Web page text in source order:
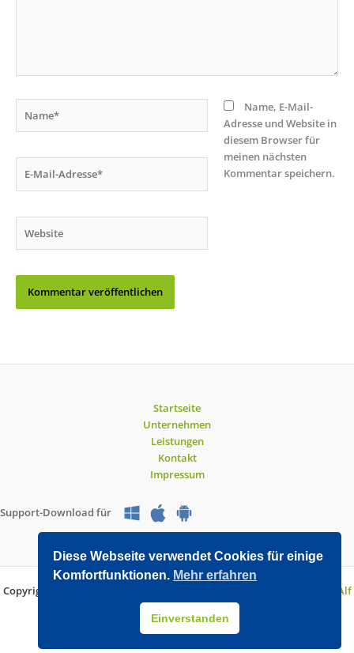
Mail-
Name, E-Mail-
Adresse und Website in
diesem Browser für
meinen nächsten
Kommentar speichern.
Startseite
Unternehmen
Leistungen
Kontakt
Impressum
Support-Download für
Copyright © 2026 O&V DATEC GmbH | Entwickelt mit WordPress von
Alf
Drollinger
Diese Webseite verwendet Cookies für einige
Komfortfunktionen. Mehr erfahren
Einverstanden